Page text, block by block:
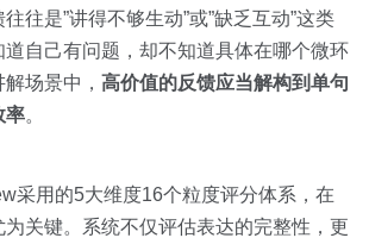
往是”讲得不够生动”或”缺乏互动”这类
自己有问题，却不知道具体在哪个微环
场景中， 高价值的反馈应当解构到单句
率。
采用的5大维度16个粒度评分体系，在
关键。系统不仅评估表达的完整性，更